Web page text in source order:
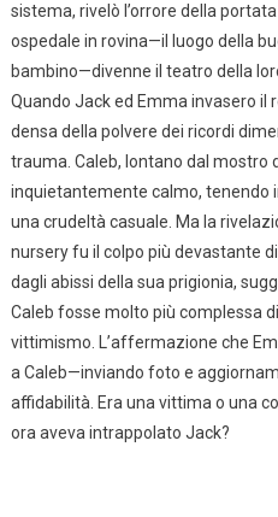
sistema, rivelò l’orrore della
ospedale in rovina—il luogo della
bambino—divenne il teatro della
Quando Jack ed Emma invasero il
densa della polvere dei ricordi
trauma. Caleb, lontano dal mostro
inquietantemente calmo, tenendo
una crudeltà casuale. Ma la
nursery fu il colpo più devastante
dagli abissi della sua prigionia,
Caleb fosse molto più complessa
vittimismo. L’affermazione che
a Caleb—inviando foto e
affidabilità. Era una vittima o una
ora aveva intrappolato Jack?